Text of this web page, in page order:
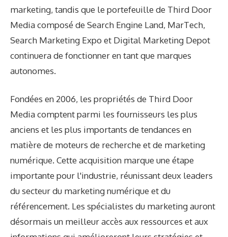
marketing, tandis que le portefeuille de Third Door
Media composé de Search Engine Land, MarTech,
Search Marketing Expo et Digital Marketing Depot
continuera de fonctionner en tant que marques
autonomes.
Fondées en 2006, les propriétés de Third Door
Media comptent parmi les fournisseurs les plus
anciens et les plus importants de tendances en
matière de moteurs de recherche et de marketing
numérique. Cette acquisition marque une étape
importante pour l'industrie, réunissant deux leaders
du secteur du marketing numérique et du
référencement. Les spécialistes du marketing auront
désormais un meilleur accès aux ressources et aux